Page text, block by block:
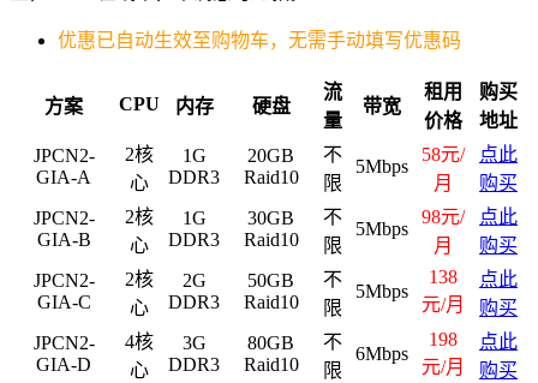
优惠已自动生效至购物车，无需手动填写优惠码
方案 CPU 内存 硬盘
流
量
带宽
租用
价格
购买
地址
JPCN2-
GIA-A
2核
心
1G
DDR3
20GB
Raid10
不
限
5Mbps
58元/
月
点此
购买
JPCN2-
GIA-B
2核
心
1G
DDR3
30GB
Raid10
不
限
5Mbps
98元/
月
点此
购买
JPCN2-
GIA-C
2核
心
2G
DDR3
50GB
Raid10
不
限
5Mbps
138
元/月
点此
购买
JPCN2-
GIA-D
4核
心
3G
DDR3
80GB
Raid10
不
限
6Mbps
198
元/月
点此
购买